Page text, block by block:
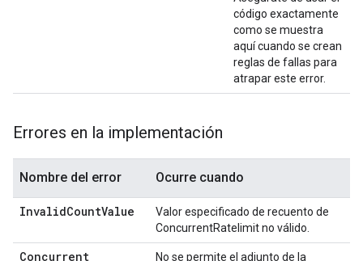
código exactamente
como se muestra
aquí cuando se crean
reglas de fallas para
atrapar este error.
Errores en la implementación
Nombre del error Ocurre cuando
InvalidCountValue
Valor especificado de recuento de
ConcurrentRatelimit no válido.
Concurrent
No se permite el adjunto de la